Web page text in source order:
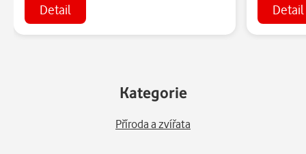
Detail Detail
Kategorie
Příroda a zvířata